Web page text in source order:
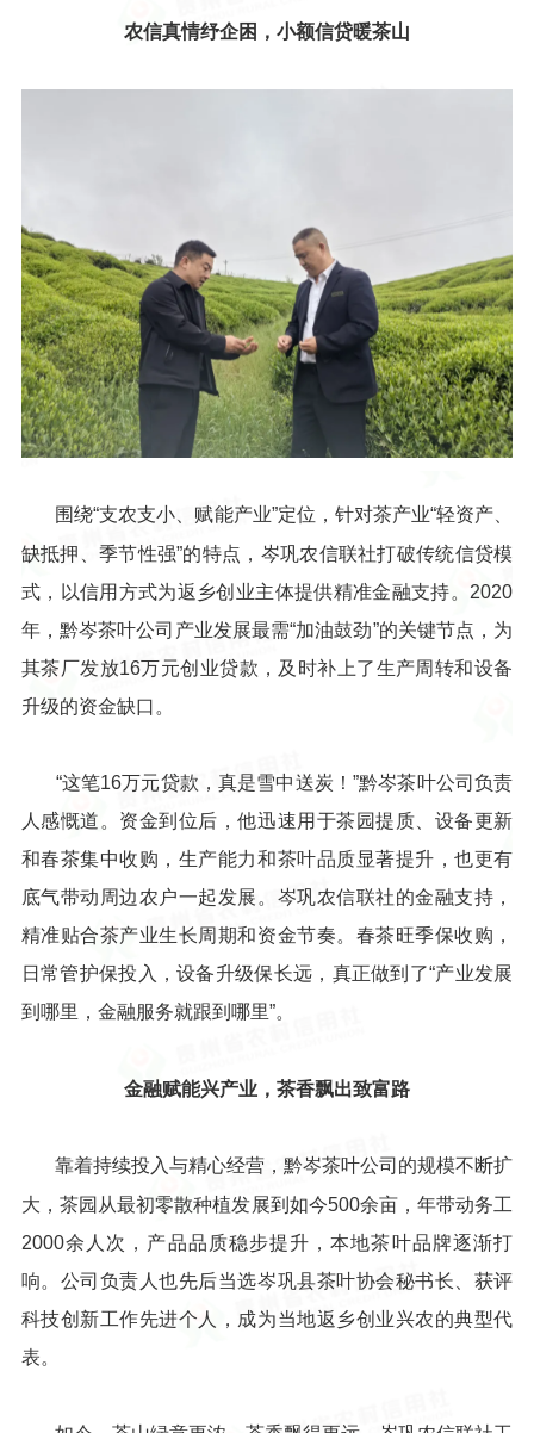
农信真情纾企困，小额信贷暖茶山
围绕“支农支小、赋能产业”定位，针对茶产业“轻资产、
缺抵押、季节性强”的特点，岑巩农信联社打破传统信贷模
式，以信用方式为返乡创业主体提供精准金融支持。2020
年，黔岑茶叶公司产业发展最需“加油鼓劲”的关键节点，为
其茶厂发放16万元创业贷款，及时补上了生产周转和设备
升级的资金缺口。
“这笔16万元贷款，真是雪中送炭！”黔岑茶叶公司负责
人感慨道。资金到位后，他迅速用于茶园提质、设备更新
和春茶集中收购，生产能力和茶叶品质显著提升，也更有
底气带动周边农户一起发展。岑巩农信联社的金融支持，
精准贴合茶产业生长周期和资金节奏。春茶旺季保收购，
日常管护保投入，设备升级保长远，真正做到了“产业发展
到哪里，金融服务就跟到哪里”。
金融赋能兴产业，茶香飘出致富路
靠着持续投入与精心经营，黔岑茶叶公司的规模不断扩
大，茶园从最初零散种植发展到如今500余亩，年带动务工
2000余人次，产品品质稳步提升，本地茶叶品牌逐渐打
响。公司负责人也先后当选岑巩县茶叶协会秘书长、获评
科技创新工作先进个人，成为当地返乡创业兴农的典型代
表。